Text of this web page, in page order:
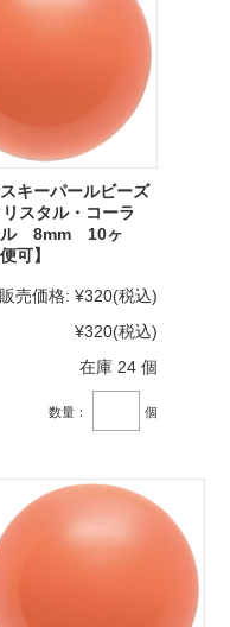
キーパールビーズ
スタル・コーラ
ル 8mm 10ヶ
可】
売価格: ¥320(税込)
¥320(税込)
在庫 24 個
数量： 個